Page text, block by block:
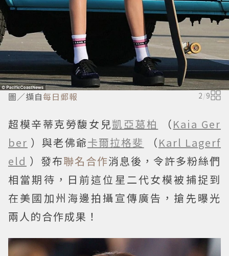
圖／擷自每日郵報 2/9
超模辛蒂克勞馥女兒凱亞葛柏 （Kaia Ger
ber ）與老佛爺卡爾拉格斐 （Karl Lagerf
eld ）發布聯名合作消息後，令許多粉絲們
相當期待，日前這位星二代女模被捕捉到
在美國加州海邊拍攝宣傳廣告，搶先曝光
兩人的合作成果！